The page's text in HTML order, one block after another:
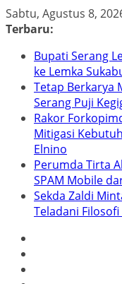
Skip
to
Sabtu, Agustus 8,
Terbaru:
Bupati Serang
ke Lemka
Tetap Berkarya
Serang Puji
Rakor
Mitigasi
Elnino
Perumda Tirta
SPAM Mobile
Sekda Zaldi
Teladani